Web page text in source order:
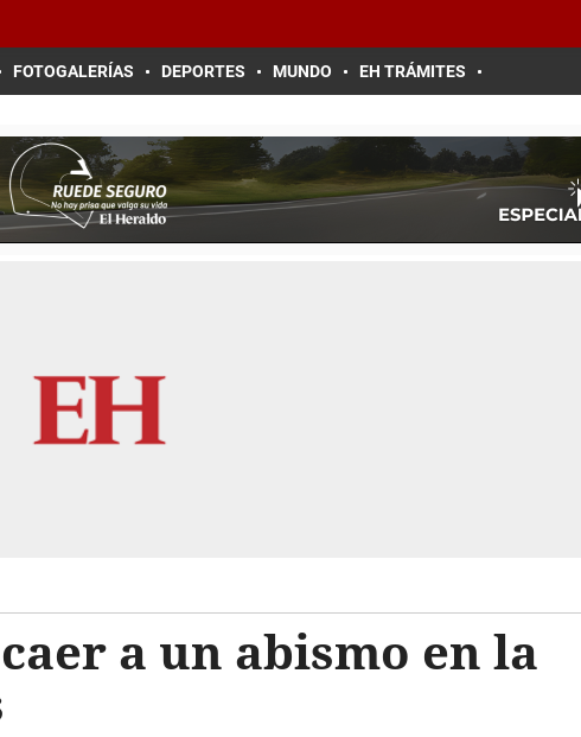
FOTOGALERÍAS DEPORTES MUNDO EH TRÁMITES
a un abismo en la